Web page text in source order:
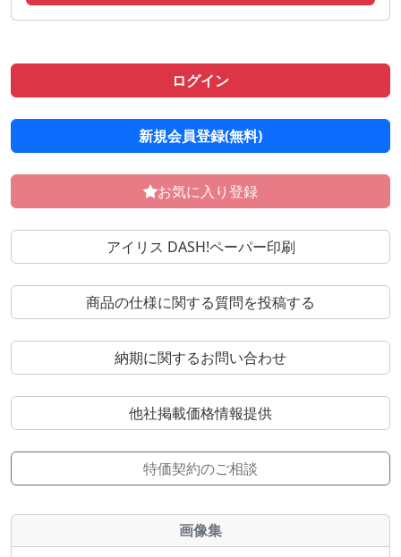
ログイン
新規会員登録(無料)
お気に入り登録
アイリス DASH!ペーパー印刷
商品の仕様に関する質問を投稿する
納期に関するお問い合わせ
他社掲載価格情報提供
特価契約のご相談
画像集